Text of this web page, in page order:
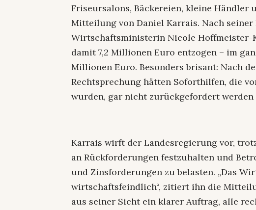
Friseursalons, Bäckereien, kleine Händler
Mitteilung von Daniel Karrais. Nach
Wirtschaftsministerin Nicole
damit 7,2 Millionen Euro entzogen – im
Millionen Euro. Besonders brisant: Nach
Rechtsprechung hätten Soforthilfen, die
wurden, gar nicht zurückgefordert werden
Karrais wirft der Landesregierung vor,
an Rückforderungen festzuhalten und
und Zinsforderungen zu belasten. „Das
wirtschaftsfeindlich“, zitiert ihn die
aus seiner Sicht ein klarer Auftrag, alle